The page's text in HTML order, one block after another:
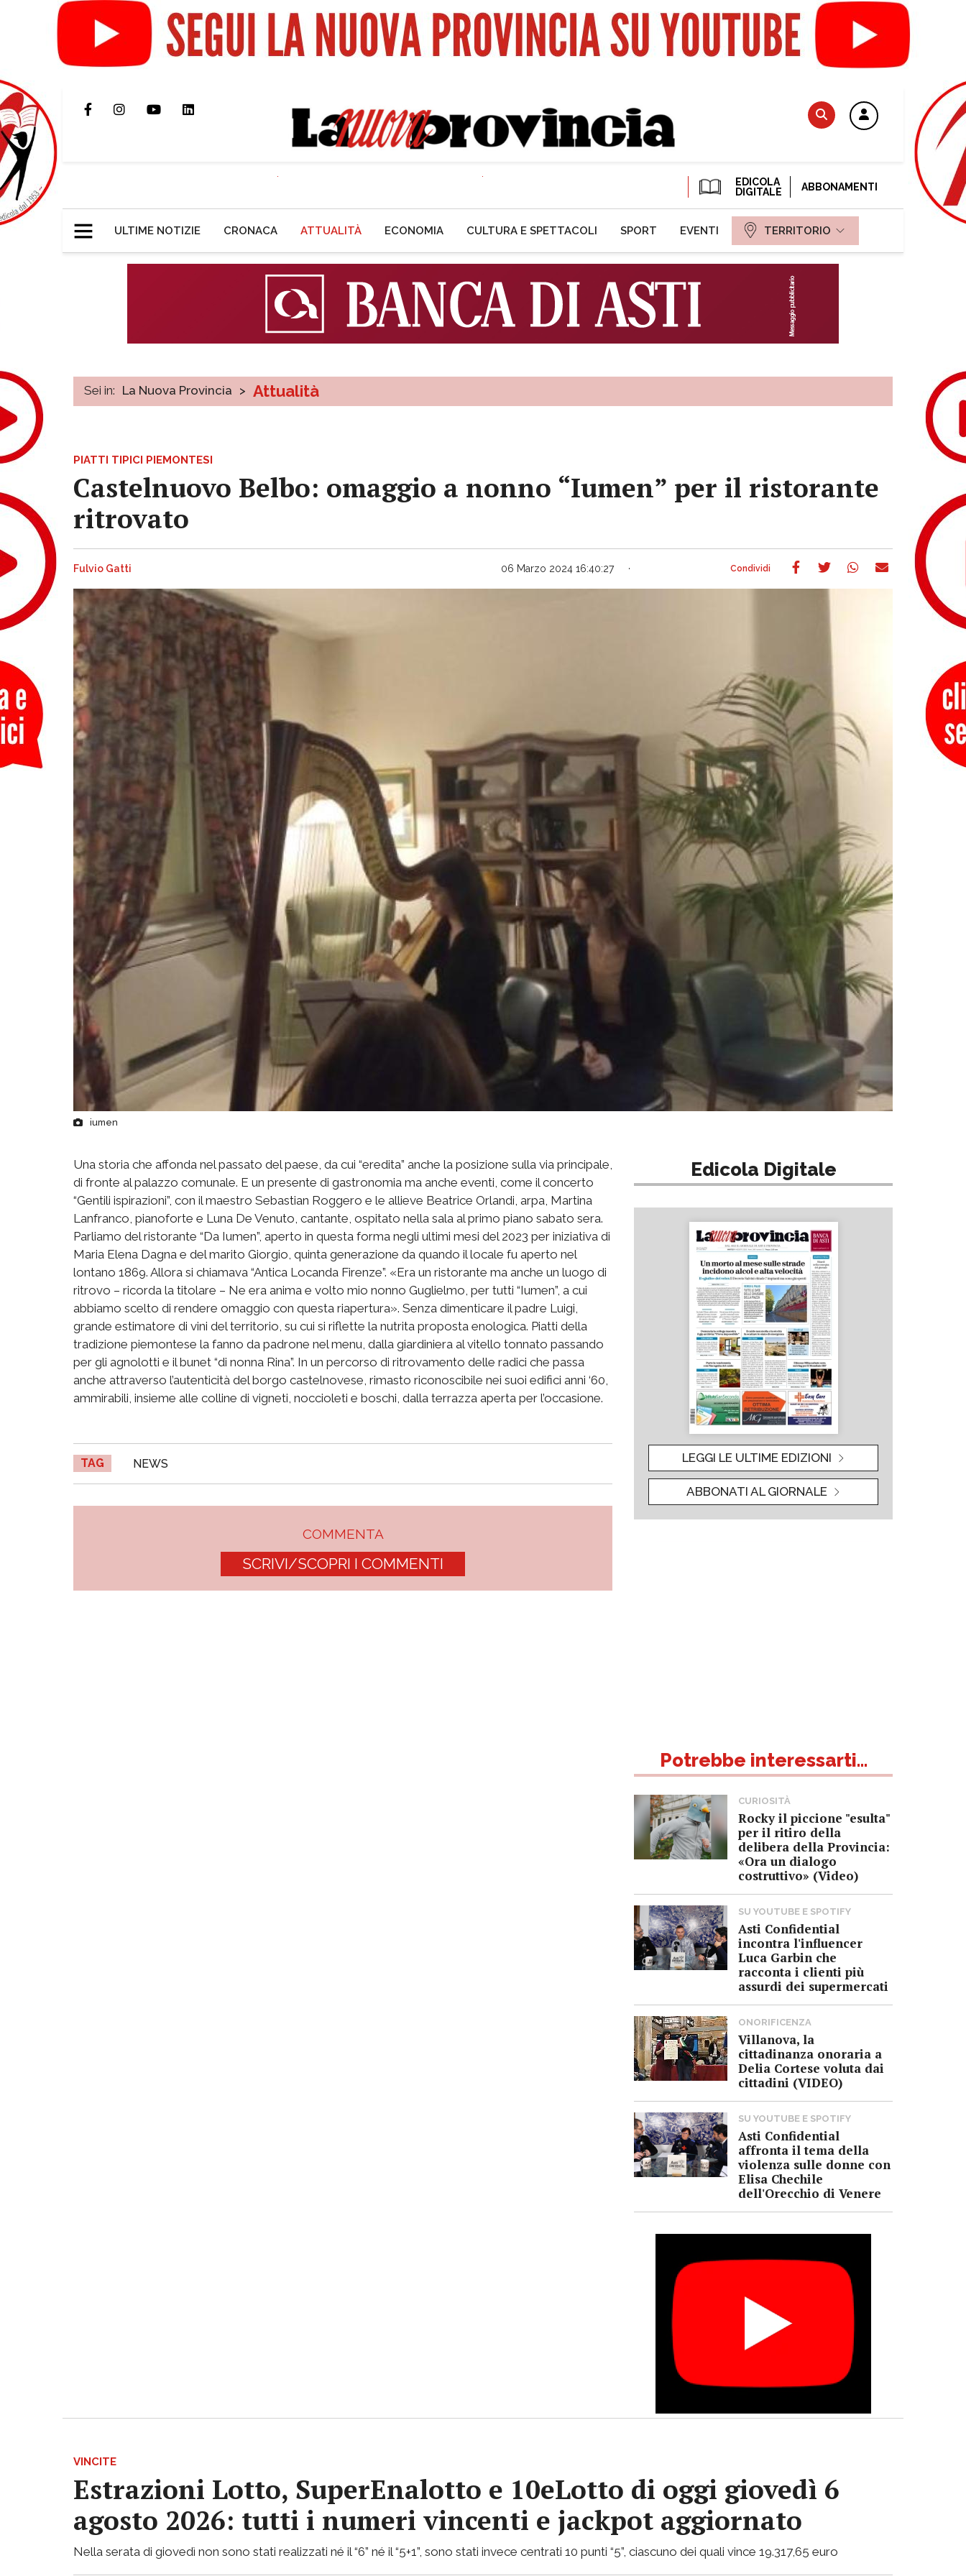
EDICOLA
DIGITALE
ABBONAMENTI
ULTIME NOTIZIE CRONACA ATTUALITÀ ECONOMIA CULTURA E SPETTACOLI SPORT EVENTI TERRITORIO
Sei in: La Nuova Provincia > Attualità
PIATTI TIPICI PIEMONTESI
Castelnuovo Belbo: omaggio a nonno “Iumen” per il ristorante
ritrovato
Fulvio Gatti 06 Marzo 2024 16:40:27
iumen
Una storia che affonda nel passato del paese, da cui “eredita” anche la posizione sulla via principale,
di fronte al palazzo comunale. E un presente di gastronomia ma anche eventi, come il concerto
“Gentili ispirazioni”, con il maestro Sebastian Roggero e le allieve Beatrice Orlandi, arpa, Martina
Lanfranco, pianoforte e Luna De Venuto, cantante, ospitato nella sala al primo piano sabato sera.
Parliamo del ristorante “Da Iumen”, aperto in questa forma negli ultimi mesi del 2023 per iniziativa di
Maria Elena Dagna e del marito Giorgio, quinta generazione da quando il locale fu aperto nel
lontano 1869. Allora si chiamava “Antica Locanda Firenze”. «Era un ristorante ma anche un luogo di
ritrovo – ricorda la titolare – Ne era anima e volto mio nonno Guglielmo, per tutti “Iumen”, a cui
abbiamo scelto di rendere omaggio con questa riapertura». Senza dimenticare il padre Luigi,
grande estimatore di vini del territorio, su cui si riflette la nutrita proposta enologica. Piatti della
tradizione piemontese la fanno da padrone nel menu, dalla giardiniera al vitello tonnato passando
per gli agnolotti e il bunet “di nonna Rina”. In un percorso di ritrovamento delle radici che passa
anche attraverso l’autenticità del borgo castelnovese, rimasto riconoscibile nei suoi edifici anni ‘60,
ammirabili, insieme alle colline di vigneti, noccioleti e boschi, dalla terrazza aperta per l’occasione.
TAG NEWS
COMMENTA
SCRIVI/SCOPRI I COMMENTI
Edicola Digitale
LEGGI LE ULTIME EDIZIONI
ABBONATI AL GIORNALE
Potrebbe interessarti...
CURIOSITÀ
Rocky il piccione "esulta"
per il ritiro della
delibera della Provincia:
«Ora un dialogo
costruttivo» (Video)
SU YOUTUBE E SPOTIFY
Asti Confidential
incontra l'influencer
Luca Garbin che
racconta i clienti più
assurdi dei supermercati
ONORIFICENZA
Villanova, la
cittadinanza onoraria a
Delia Cortese voluta dai
cittadini (VIDEO)
SU YOUTUBE E SPOTIFY
Asti Confidential
affronta il tema della
violenza sulle donne con
Elisa Chechile
dell'Orecchio di Venere
VINCITE
Estrazioni Lotto, SuperEnalotto e 10eLotto di oggi giovedì 6
agosto 2026: tutti i numeri vincenti e jackpot aggiornato
Nella serata di giovedì non sono stati realizzati né il “6” né il “5+1”, sono stati invece centrati 10 punti “5”, ciascuno dei quali vince 19.317,65 euro